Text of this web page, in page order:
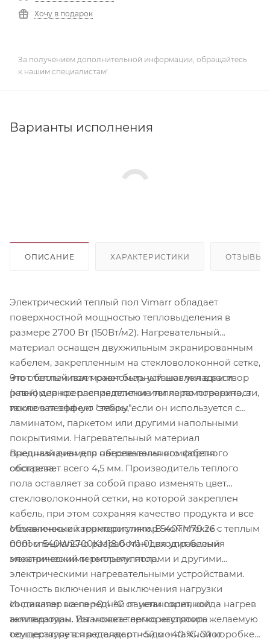
Хочу в подарок
За получением дополнительной информации, обращайтесь
к нашим специалистам!
Варианты исполнения
ОПИСАНИЕ ХАРАКТЕРИСТИКИ ОТЗЫВЫ
Электрический теплый пол Vimarr обладает
поверхностной мощностью тепловыделения в
размере 2700 Вт (150Вт/м2). Нагревательный
материал оснащен двухжильным экранированным
кабелем, закрепленным на стекловолоконной сетке,
что обеспечивает равномерный шаг укладки и
равномерное распределение тепла по поверхности,
исключая эффект "зебры".
Этот теплый пол может быть установлен в раствор
(клей) для крепления плитки или керамогранита, а
также в песчаную стяжку, если он используется с
ламинатом, паркетом или другими напольными
покрытиями. Нагревательный материал
предназначен для обеспечения комфортного
обогрева.
Внешний диаметр нагревательного кабеля
составляет всего 4,5 мм. Производитель теплого
пола оставляет за собой право изменять цвет
стекловолоконной сетки, на которой закреплен
кабель, при этом сохраняя качество продукта и все
объявленные характеристики. В комплекте с теплым
полом 540W2700KM18.0-M1-01 входит белый
механический терморегулятор.
Механический терморегулятор 540TM70.26-
0001 специально разработан для управления
электрическими теплыми полами и другими
электрическими нагревательными устройствами.
Точность включения и выключения нагрузки
составляет всего +0,4 °C от установленной
температуры. Вы можете легко настроить желаемую
температуру в пределах от +5 до +40 °C. Этот
Индикатор на передней панели горит, когда нагрев
активирован. Установка терморегулятора
осуществляется в стандартной монтажной коробке